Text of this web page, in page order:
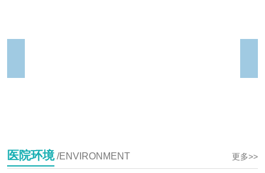
医院环境/ENVIRONMENT 更多>>